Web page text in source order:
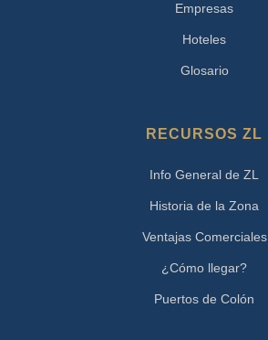
Empresas
Hoteles
Glosario
RECURSOS ZL
Info General de ZL
Historia de la Zona
Ventajas Comerciales
¿Cómo llegar?
Puertos de Colón